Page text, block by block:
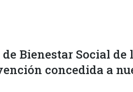
Bienestar Social de
concedida a